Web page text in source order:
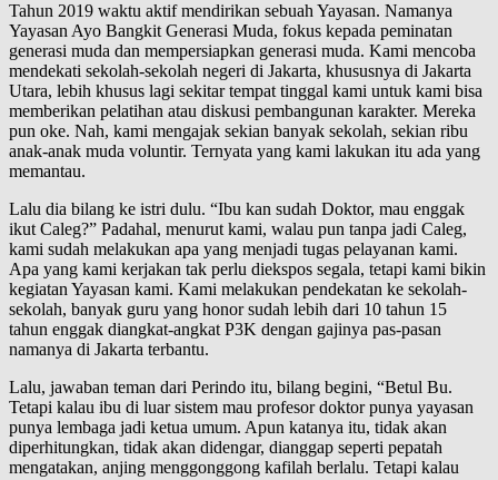
Tahun 2019 waktu aktif mendirikan sebuah Yayasan. Namanya
Yayasan Ayo Bangkit Generasi Muda, fokus kepada peminatan
generasi muda dan mempersiapkan generasi muda. Kami mencoba
mendekati sekolah-sekolah negeri di Jakarta, khususnya di Jakarta
Utara, lebih khusus lagi sekitar tempat tinggal kami untuk kami bisa
memberikan pelatihan atau diskusi pembangunan karakter. Mereka
pun oke. Nah, kami mengajak sekian banyak sekolah, sekian ribu
anak-anak muda voluntir. Ternyata yang kami lakukan itu ada yang
memantau.
Lalu dia bilang ke istri dulu. “Ibu kan sudah Doktor, mau enggak
ikut Caleg?” Padahal, menurut kami, walau pun tanpa jadi Caleg,
kami sudah melakukan apa yang menjadi tugas pelayanan kami.
Apa yang kami kerjakan tak perlu diekspos segala, tetapi kami bikin
kegiatan Yayasan kami. Kami melakukan pendekatan ke sekolah-
sekolah, banyak guru yang honor sudah lebih dari 10 tahun 15
tahun enggak diangkat-angkat P3K dengan gajinya pas-pasan
namanya di Jakarta terbantu.
Lalu, jawaban teman dari Perindo itu, bilang begini, “Betul Bu.
Tetapi kalau ibu di luar sistem mau profesor doktor punya yayasan
punya lembaga jadi ketua umum. Apun katanya itu, tidak akan
diperhitungkan, tidak akan didengar, dianggap seperti pepatah
mengatakan, anjing menggonggong kafilah berlalu. Tetapi kalau